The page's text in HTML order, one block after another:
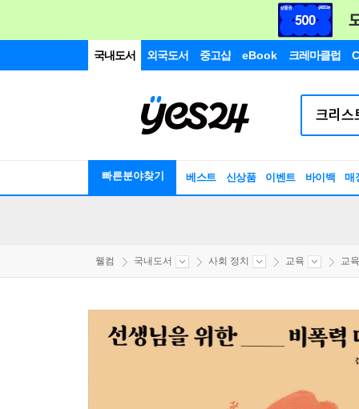
국내도서 외국도서 중고샵 eBook 크레마클럽
빠른분야찾기 베스트 신상품 이벤트 바이백 매
웰컴 국내도서 사회 정치 교육 교